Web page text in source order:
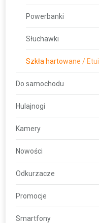
Powerbanki
Słuchawki
Szkła hartowane / Etui
Do samochodu
Hulajnogi
Kamery
Nowości
Odkurzacze
Promocje
Smartfony